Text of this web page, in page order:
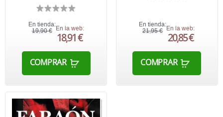
En tienda:
19,90 € En la web:
18,91 €
COMPRAR
En tienda:
21,95 € En la web:
20,85 €
COMPRAR